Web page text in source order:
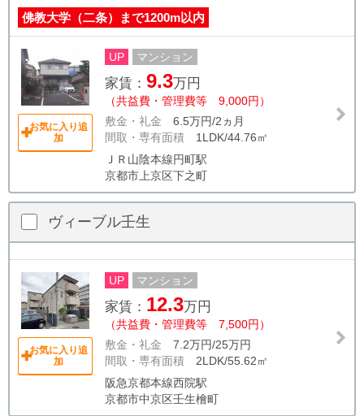
佛教大学（二条）まで1200m以内
お気に入り追
加
UP マンション
家賃： 9.3万円
（共益費・管理費等 9,000円）
敷金・礼金 6.5万円/2ヵ月
間取・専有面積 1LDK/44.76㎡
ＪＲ山陰本線円町駅
京都市上京区下之町
ヴィーブル壬生
お気に入り追
加
UP マンション
家賃： 12.3万円
（共益費・管理費等 7,500円）
敷金・礼金 7.2万円/25万円
間取・専有面積 2LDK/55.62㎡
阪急京都本線西院駅
京都市中京区壬生檜町